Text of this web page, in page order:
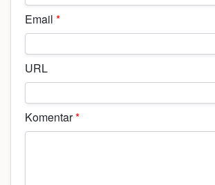
Email *
URL
Komentar*